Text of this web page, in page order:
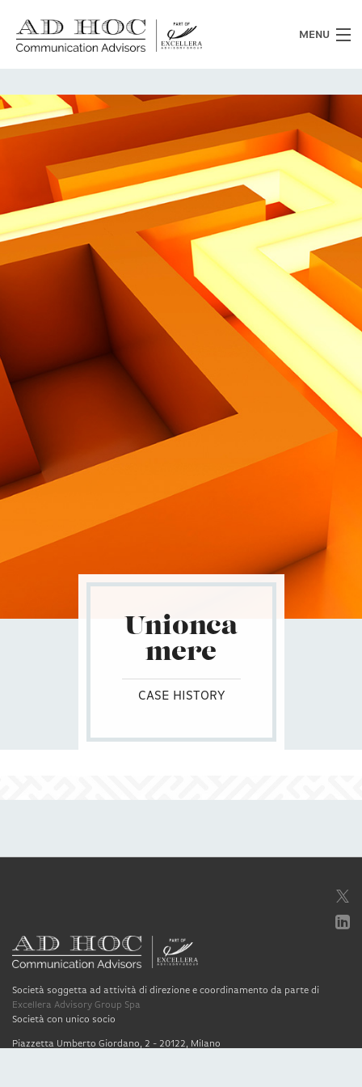
MENU
Chi siamo
Cosa facciamo
News
Clienti
Heritage
Lavora con noi
Contatti
Unionca
mere
CASE HISTORY
Società soggetta ad attività di direzione e coordinamento da parte di
Excellera Advisory Group Spa
Società con unico socio
Piazzetta Umberto Giordano, 2 - 20122, Milano